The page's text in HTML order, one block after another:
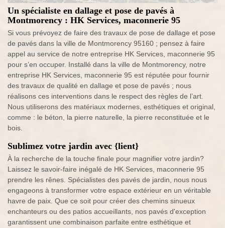
Un spécialiste en dallage et pose de pavés à
Montmorency : HK Services, maconnerie 95
Si vous prévoyez de faire des travaux de pose de dallage et pose
de pavés dans la ville de Montmorency 95160 ; pensez à faire
appel au service de notre entreprise HK Services, maconnerie 95
pour s’en occuper. Installé dans la ville de Montmorency, notre
entreprise HK Services, maconnerie 95 est réputée pour fournir
des travaux de qualité en dallage et pose de pavés ; nous
réalisons ces interventions dans le respect des règles de l’art.
Nous utiliserons des matériaux modernes, esthétiques et original,
comme : le béton, la pierre naturelle, la pierre reconstituée et le
bois.
Sublimez votre jardin avec {lient}
À la recherche de la touche finale pour magnifier votre jardin?
Laissez le savoir-faire inégalé de HK Services, maconnerie 95
prendre les rênes. Spécialistes des pavés de jardin, nous nous
engageons à transformer votre espace extérieur en un véritable
havre de paix. Que ce soit pour créer des chemins sinueux
enchanteurs ou des patios accueillants, nos pavés d'exception
garantissent une combinaison parfaite entre esthétique et